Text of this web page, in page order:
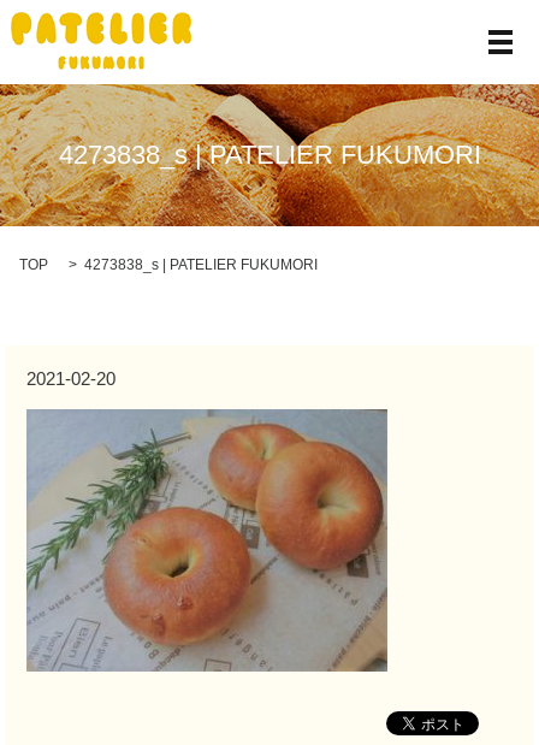
メ
4273838_s | PATELIER FUKUMORI
TOP 4273838_s | PATELIER FUKUMORI
2021-02-20